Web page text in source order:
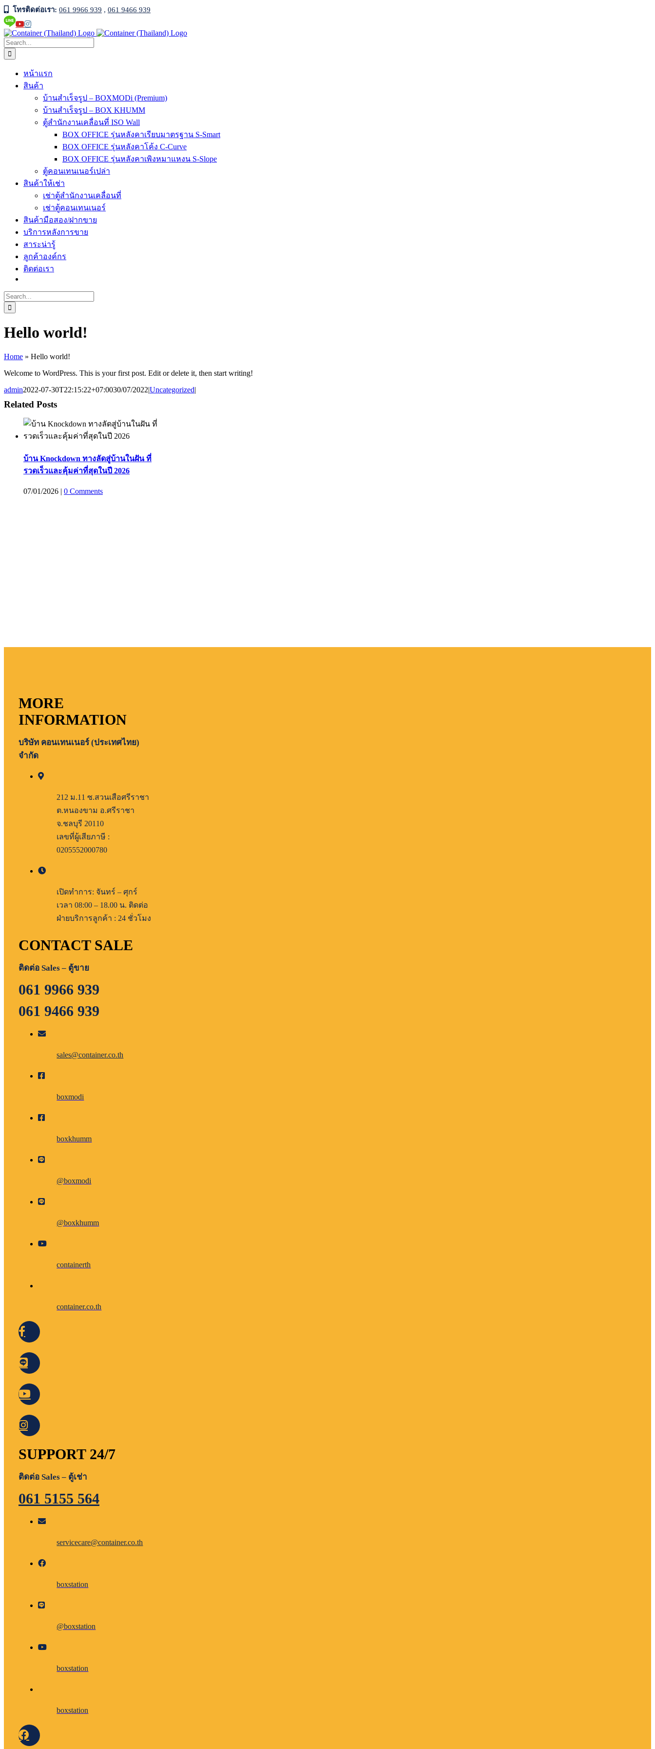
Skip
to
content
โทรติดต่อเรา: 061 9966 939 , 061 9466 939
Facebook
Line
Official
YouTube
Instagram
Search
for:
หน้าแรก
สินค้า
บ้านสำเร็จรูป – BOXMODi (Premium)
บ้านสำเร็จรูป – BOX KHUMM
ตู้สำนักงานเคลื่อนที่ ISO Wall
BOX OFFICE รุ่นหลังคาเรียบมาตรฐาน S-Smart
BOX OFFICE รุ่นหลังคาโค้ง C-Curve
BOX OFFICE รุ่นหลังคาเพิงหมาแหงน S-Slope
ตู้คอนเทนเนอร์เปล่า
สินค้าให้เช่า
เช่าตู้สำนักงานเคลื่อนที่
เช่าตู้คอนเทนเนอร์
สินค้ามือสอง/ฝากขาย
บริการหลังการขาย
สาระน่ารู้
ลูกค้าองค์กร
ติดต่อเรา
Search
for:
Hello world!
Home » Hello world!
Welcome to WordPress. This is your first post. Edit or delete it, then start writing!
admin2022-07-30T22:15:22+07:0030/07/2022|Uncategorized|
Related Posts
บ้าน Knockdown ทางลัดสู่บ้านในฝัน ที่
รวดเร็วและคุ้มค่าที่สุดในปี 2026
07/01/2026 | 0 Comments
MORE
INFORMATION
บริษัท คอนเทนเนอร์ (ประเทศไทย)
จำกัด
212 ม.11 ซ.สวนเสือศรีราชา
ต.หนองขาม อ.ศรีราชา
จ.ชลบุรี 20110
เลขที่ผู้เสียภาษี :
0205552000780
เปิดทำการ: จันทร์ – ศุกร์
เวลา 08:00 – 18.00 น. ติดต่อ
ฝ่ายบริการลูกค้า : 24 ชั่วโมง
CONTACT SALE
ติดต่อ Sales – ตู้ขาย
061 9966 939
061 9466 939
sales@container.co.th
boxmodi
boxkhumm
@boxmodi
@boxkhumm
containerth
container.co.th
SUPPORT 24/7
ติดต่อ Sales – ตู้เช่า
061 5155 564
servicecare@container.co.th
boxstation
@boxstation
boxstation
boxstation